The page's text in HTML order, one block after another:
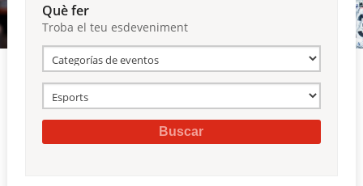
Reserves
Què fer
Troba el teu esdeveniment